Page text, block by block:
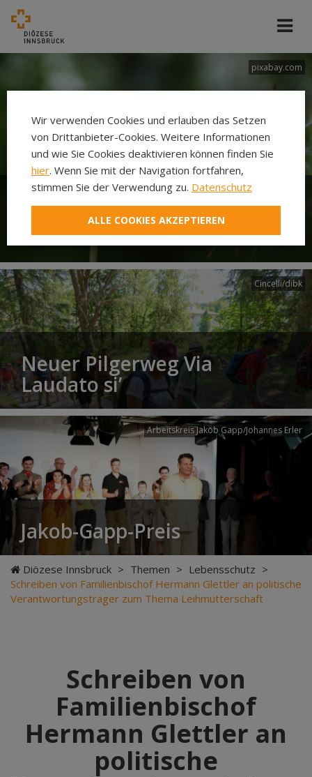
pixabay.com
Woche für das Leben - Jedes
Leben macht Sinn!
Cincelli/dibk
Neuer Pilgerweg Via
Laudato si’
Arbeitskreis Jakob Gapp/Johannes Erler
Jakob-Gapp-Preis
Diözese Innsbruck > Themen > Lebensschutz >
Schreiben von Familienbischof Hermann Glettler an politische
Verantwortungsträger zum Thema Leihmutterschaft
Schreiben von
Familienbischof
Hermann Glettler an
politische
Wir verwenden Cookies und erlauben das Setzen
von Drittanbieter-Cookies. Weitere Informationen
und wie Sie Cookies deaktivieren können finden Sie
hier. Wenn Sie mit der Navigation fortfahren,
stimmen Sie der Verwendung zu. Datenschutz
ALLE COOKIES AKZEPTIEREN